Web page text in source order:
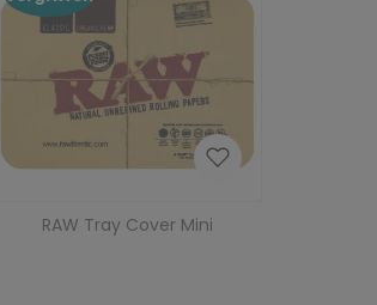
RAW Tray Cover Mini